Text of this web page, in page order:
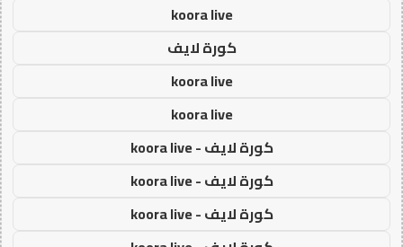
koora live
كورة لايف
koora live
koora live
كورة لايف - koora live
كورة لايف - koora live
كورة لايف - koora live